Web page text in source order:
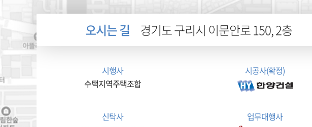
오시는 길 경기도 구리시 이문안로 150, 2층
시행사
수택지역주택조합
시공사(확정)
신탁사 업무대행사